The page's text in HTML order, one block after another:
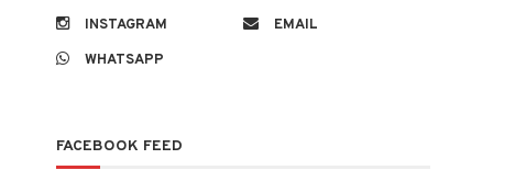
INSTAGRAM
EMAIL
WHATSAPP
FACEBOOK FEED